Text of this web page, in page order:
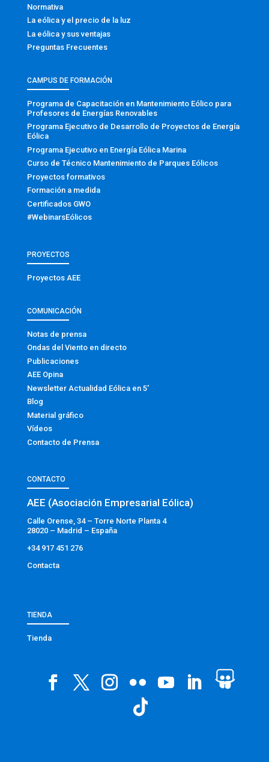
Normativa
La eólica y el precio de la luz
La eólica y sus ventajas
Preguntas Frecuentes
CAMPUS DE FORMACIÓN
Programa de Capacitación en Mantenimiento Eólico para
Profesores de Energías Renovables
Programa Ejecutivo de Desarrollo de Proyectos de Energía
Eólica
Programa Ejecutivo en Energía Eólica Marina
Curso de Técnico Mantenimiento de Parques Eólicos
Proyectos formativos
Formación a medida
Certificados GWO
#WebinarsEólicos
PROYECTOS
Proyectos AEE
COMUNICACIÓN
Notas de prensa
Ondas del Viento en directo
Publicaciones
AEE Opina
Newsletter Actualidad Eólica en 5′
Blog
Material gráfico
Vídeos
Contacto de Prensa
CONTACTO
AEE (Asociación Empresarial Eólica)
Calle Orense, 34 – Torre Norte Planta 4
28020 – Madrid – España
+34 917 451 276
Contacta
TIENDA
Tienda